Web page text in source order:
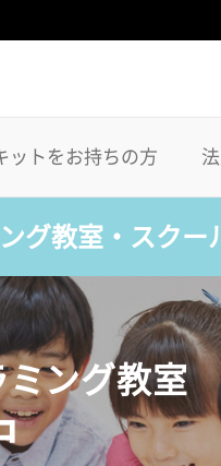
ットをお持ちの方
グ教室・スクー
ミング教室